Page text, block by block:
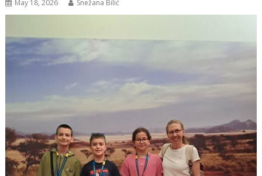
May 18, 2026 Snežana Bilić